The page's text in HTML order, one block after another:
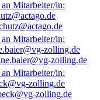
zolling.de
zolling.de